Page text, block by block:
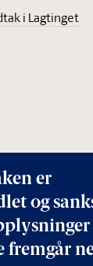
i Lagtinget
er
og
fremgår